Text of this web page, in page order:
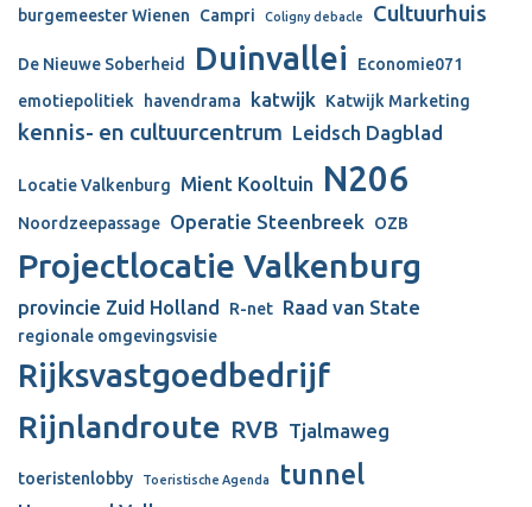
burgemeester Wienen Campri Coligny debacle Cultuurhuis
De Nieuwe Soberheid Duinvallei
Economie071
emotiepolitiek
havendrama katwijk Katwijk Marketing
kennis- en cultuurcentrum Leidsch Dagblad
Locatie Valkenburg Mient Kooltuin N206
Noordzeepassage Operatie Steenbreek OZB
Projectlocatie Valkenburg
provincie Zuid Holland R-net Raad van State
regionale omgevingsvisie
Rijksvastgoedbedrijf
Rijnlandroute RVB Tjalmaweg
toeristenlobby Toeristische Agenda tunnel